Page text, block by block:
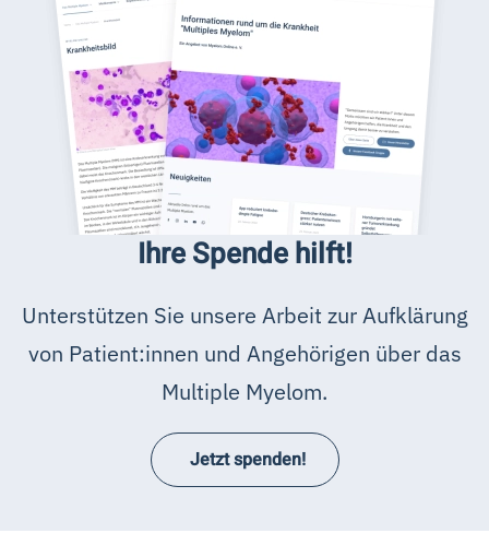
Ihre Spende hilft!
Unterstützen Sie unsere Arbeit zur Aufklärung
von Patient:innen und Angehörigen über das
Multiple Myelom.
Jetzt spenden!